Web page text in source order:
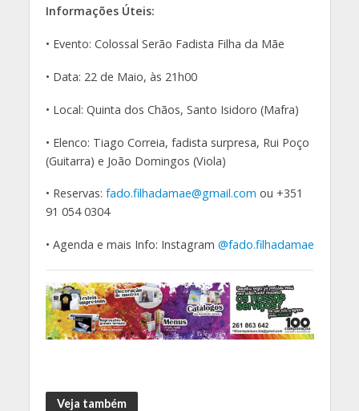
Informações Úteis:
• Evento: Colossal Serão Fadista Filha da Mãe
• Data: 22 de Maio, às 21h00
• Local: Quinta dos Chãos, Santo Isidoro (Mafra)
• Elenco: Tiago Correia, fadista surpresa, Rui Poço
(Guitarra) e João Domingos (Viola)
• Reservas: fado.filhadamae@gmail.com ou +351
91 054 0304
• Agenda e mais Info: Instagram @fado.filhadamae
Veja também